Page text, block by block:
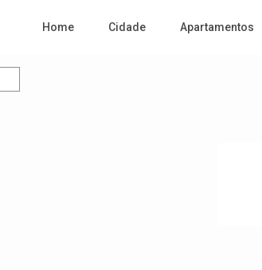
Home Cidade Apartamentos